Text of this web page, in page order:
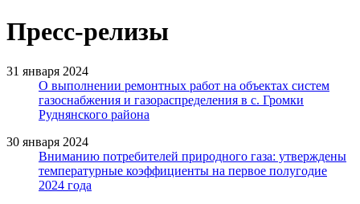
Пресс-релизы
31 января 2024
О выполнении ремонтных работ на объектах систем
газоснабжения и газораспределения в с. Громки
Руднянского района
30 января 2024
Вниманию потребителей природного газа: утверждены
температурные коэффициенты на первое полугодие
2024 года